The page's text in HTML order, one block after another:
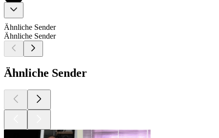
Ähnliche Sender
Ähnliche Sender
Ähnliche Sender